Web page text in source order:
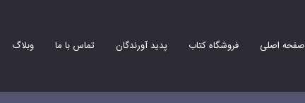
صفحه اصلی فروشگاه کتاب پدید آورندگان تماس با ما وبلاگ